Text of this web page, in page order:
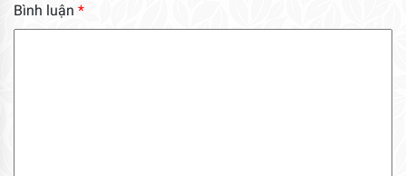
Bình luận *